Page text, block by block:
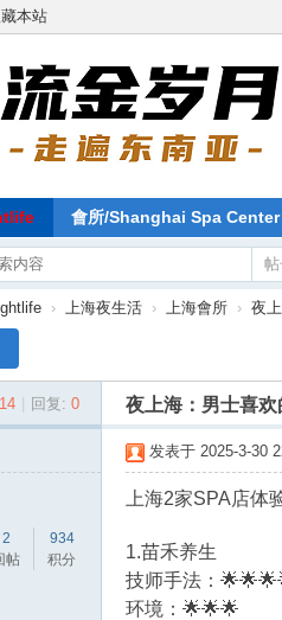
本站
會所/Shanghai Spa Center
帖
› 上海夜生活 › 上海會所 › 夜
回复: 0 夜上海：男士喜
2
帖
934
积分
发表于 2025-3-30
上海2家SPA店体
1.苗禾养生
技师手法：
环境：🌟🌟🌟